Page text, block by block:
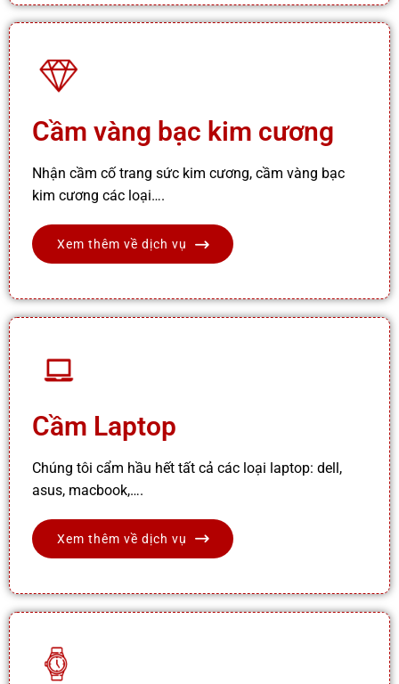
Cầm vàng bạc kim cương
Nhận cầm cố trang sức kim cương, cầm vàng bạc
kim cương các loại….
Xem thêm về dịch vụ
Cầm Laptop
Chúng tôi cẩm hầu hết tất cả các loại laptop: dell,
asus, macbook,….
Xem thêm về dịch vụ